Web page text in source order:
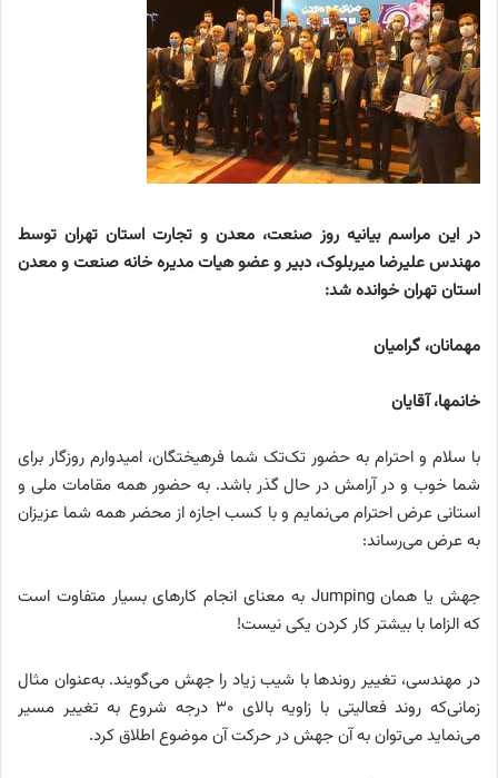
در این مراسم بیانیه روز صنعت، معدن و تجارت استان تهران توسط
مهندس علیرضا میربلوک، دبیر و عضو هیات مدیره خانه صنعت و معدن
استان تهران خوانده شد:
مهمانان، گرامیان
خانمها، آقایان
با سلام و احترام به حضور تک‌تک شما فرهیختگان، امیدوارم روزگار برای
شما خوب و در آرامش در حال گذر باشد. به حضور همه مقامات ملی و
استانی عرض احترام می‌نمایم و با کسب اجازه از محضر همه شما عزیزان
به عرض می‌رساند:
جهش یا همان Jumping به معنای انجام کارهای بسیار متفاوت است
که الزاما با بیشتر کار کردن یکی نیست!
در مهندسی، تغییر روندها با شیب زیاد را جهش می‌گویند. به‌عنوان مثال
زمانی‌که روند فعالیتی با زاویه بالای 30 درجه شروع به تغییر مسیر
می‌نماید می‌توان به آن جهش در حرکت آن موضوع اطلاق کرد.